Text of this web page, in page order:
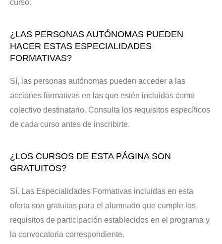
curso.
¿LAS PERSONAS AUTÓNOMAS PUEDEN
HACER ESTAS ESPECIALIDADES
FORMATIVAS?
Sí, las personas autónomas pueden acceder a las
acciones formativas en las que estén incluidas como
colectivo destinatario. Consulta los requisitos específicos
de cada curso antes de inscribirte.
¿LOS CURSOS DE ESTA PÁGINA SON
GRATUITOS?
Sí. Las Especialidades Formativas incluidas en esta
oferta son gratuitas para el alumnado que cumple los
requisitos de participación establecidos en el programa y
la convocatoria correspondiente.